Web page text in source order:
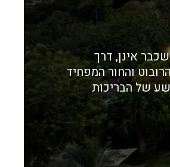
אינן, דרך
והחור המפחיד
של הבריכות